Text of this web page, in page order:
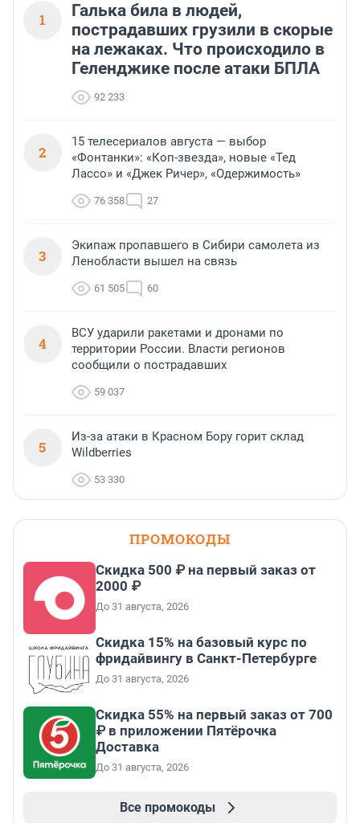
1
Галька била в людей,
пострадавших грузили в скорые
на лежаках. Что происходило в
Геленджике после атаки БПЛА
92 233
2
15 телесериалов августа — выбор
«Фонтанки»: «Коп-звезда», новые «Тед
Лассо» и «Джек Ричер», «Одержимость»
76 358 27
3
Экипаж пропавшего в Сибири самолета из
Ленобласти вышел на связь
61 505 60
4
ВСУ ударили ракетами и дронами по
территории России. Власти регионов
сообщили о пострадавших
59 037
5
Из-за атаки в Красном Бору горит склад
Wildberries
53 330
ПРОМОКОДЫ
Скидка 500 ₽ на первый заказ от
2000 ₽
До 31 августа, 2026
Скидка 15% на базовый курс по
фридайвингу в Санкт-Петербурге
До 31 августа, 2026
Скидка 55% на первый заказ от 700
₽ в приложении Пятёрочка
Доставка
До 31 августа, 2026
Все промокоды